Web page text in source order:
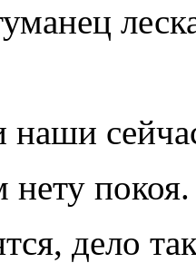
наши
покоя.
дело